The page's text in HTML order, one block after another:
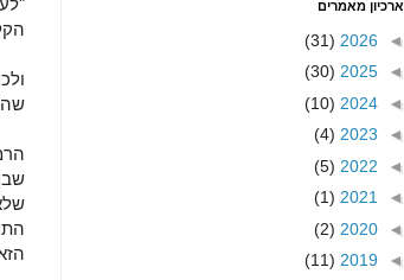
ארכיון מאמרים
◄
2026
(31)
◄
2025
(30)
◄
2024
(10)
◄
2023
(4)
◄
2022
(5)
◄
2021
(1)
◄
2020
(2)
◄
2019
(11)